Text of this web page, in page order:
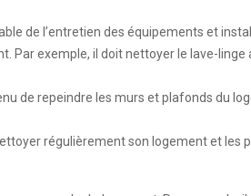
de l’entretien des équipements et
exemple, il doit nettoyer le lave-
de repeindre les murs et plafonds du
régulièrement son logement et les